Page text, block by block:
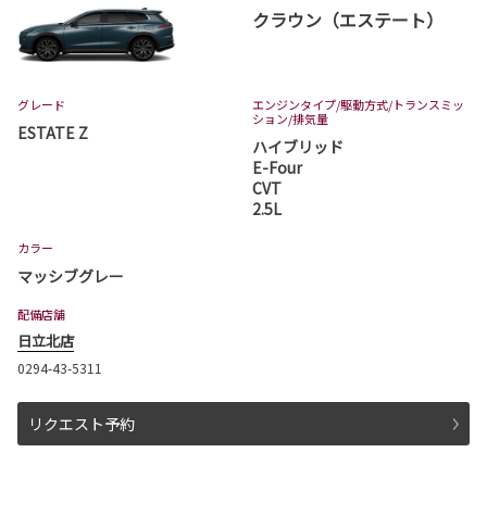
クラウン（エステート）
グレード
ESTATE Z
エンジンタイプ/駆動方式/トランスミッ
ション/排気量
ハイブリッド
E-Four
CVT
2.5L
カラー
マッシブグレー
配備店舗
日立北店
0294-43-5311
リクエスト予約